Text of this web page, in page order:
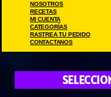
NOSOTROS
RECETAS
MI CUENTA
CATEGORÍAS
RASTREA TU PEDIDO
CONTACTANOS